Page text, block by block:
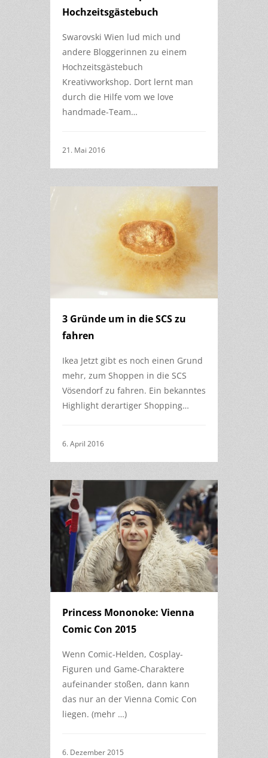
Hochzeitsgästebuch
Swarovski Wien lud mich und
andere Bloggerinnen zu einem
Hochzeitsgästebuch
Kreativworkshop. Dort lernt man
durch die Hilfe vom we love
handmade-Team…
21. Mai 2016
3 Gründe um in die SCS zu
fahren
Ikea Jetzt gibt es noch einen Grund
mehr, zum Shoppen in die SCS
Vösendorf zu fahren. Ein bekanntes
Highlight derartiger Shopping…
6. April 2016
Princess Mononoke: Vienna
Comic Con 2015
Wenn Comic-Helden, Cosplay-
Figuren und Game-Charaktere
aufeinander stoßen, dann kann
das nur an der Vienna Comic Con
liegen. (mehr …)
6. Dezember 2015